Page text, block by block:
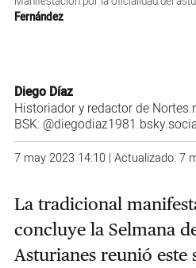
Fernández
Diego Díaz
Historiador y redactor de
BSK:
7 may 2023 14:10 | Actualizado: 7
La tradicional
concluye la Selmana
Asturianes reunió este